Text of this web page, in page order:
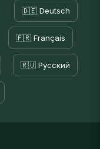
🇩🇪 Deutsch
🇫🇷 Français
🇷🇺 Русский